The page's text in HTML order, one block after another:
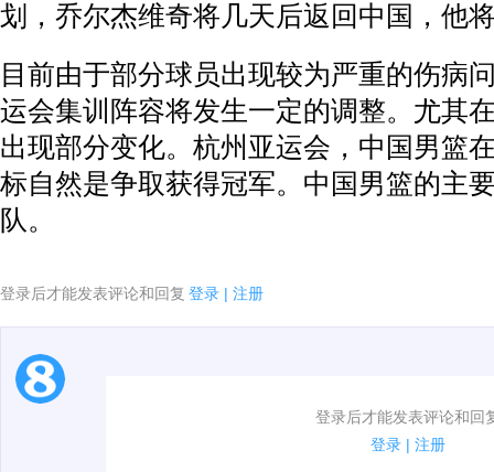
划，乔尔杰维奇将几天后返回中国，他
目前由于部分球员出现较为严重的伤病
运会集训阵容将发生一定的调整。尤其
出现部分变化。杭州亚运会，中国男篮
标自然是争取获得冠军。中国男篮的主
队。
登录后才能发表评论和回复 登录 | 注册
登录后才能发表评论和回
登录 | 注册
1.电脑端新用户可以发表评论了！